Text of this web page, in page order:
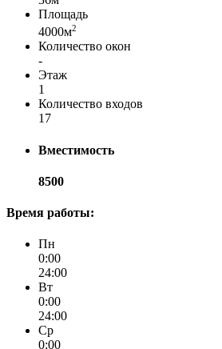
Площадь
4000м2
Количество окон
-
Этаж
1
Количество входов
17
Вместимость
8500
Время работы:
Пн
0:00
24:00
Вт
0:00
24:00
Ср
0:00